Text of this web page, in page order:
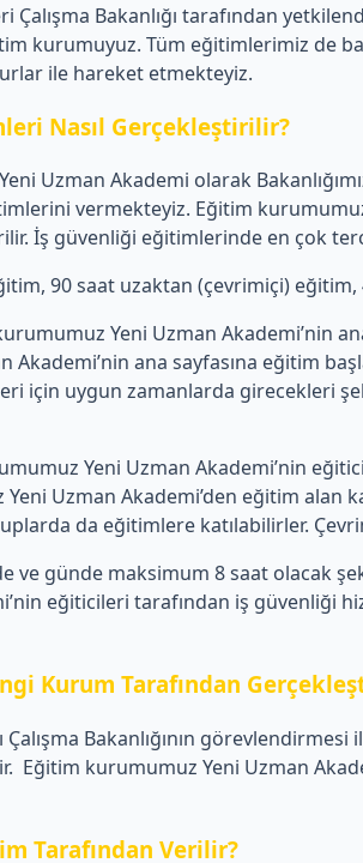
Çalışma Bakanlığı tarafından
kurumuyuz. Tüm eğitimlerimiz de
ile hareket etmekteyiz.
Nasıl Gerçekleştirilir?
Uzman Akademi olarak
vermekteyiz. Eğitim
İş güvenliği eğitimlerinde en çok
90 saat uzaktan (çevrimiçi)
Yeni Uzman Akademi’nin
ana sayfasına eğitim
için uygun zamanlarda girecekleri
Yeni Uzman Akademi’nin
Uzman Akademi’den eğitim alan
da eğitimlere katılabilirler.
ve günde maksimum 8 saat olacak
eğiticileri tarafından iş güvenliği
Kurum Tarafından
Çalışma Bakanlığının
Eğitim kurumumuz Yeni Uzman
Tarafından Verilir?